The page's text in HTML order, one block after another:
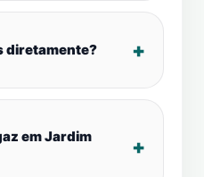
diretamente?
em Jardim